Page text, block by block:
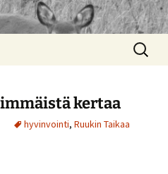
Haku:
kertaa
hyvinvointi, Ruukin Taikaa